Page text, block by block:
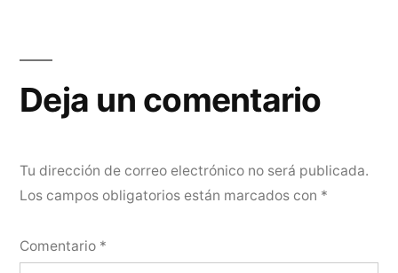
Deja un comentario
Tu dirección de correo electrónico no será publicada.
Los campos obligatorios están marcados con *
Comentario *